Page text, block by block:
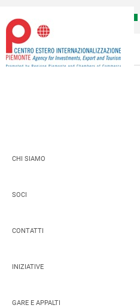
CHI SIAMO
SOCI
CONTATTI
INIZIATIVE
GARE E APPALTI